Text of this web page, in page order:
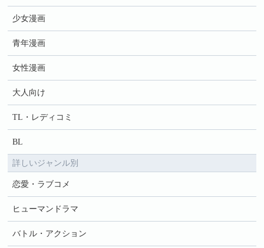
少女漫画
青年漫画
女性漫画
大人向け
TL・レディコミ
BL
詳しいジャンル別
恋愛・ラブコメ
ヒューマンドラマ
バトル・アクション